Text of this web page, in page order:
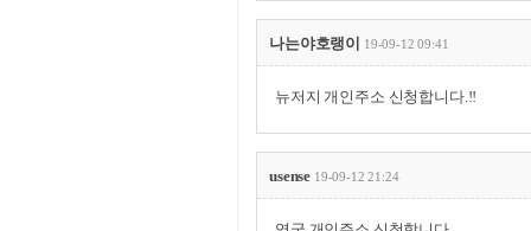
나는야호랭이 19-09-12 09:41
뉴저지 개인주소 신청합니다.!!
usense 19-09-12 21:24